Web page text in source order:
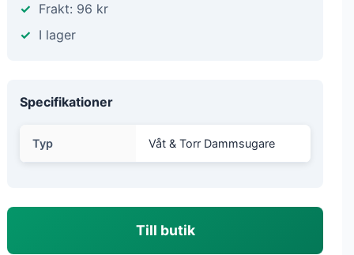
Frakt: 96 kr
I lager
Specifikationer
Typ Våt & Torr Dammsugare
Till butik